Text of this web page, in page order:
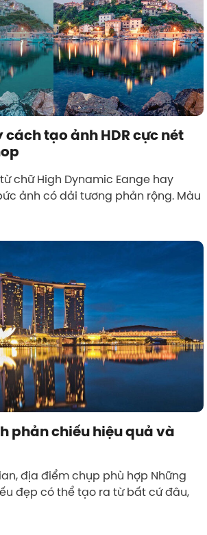
tạo ảnh HDR cực nét
chữ High Dynamic Eange hay
ảnh có dải tương phản rộng. Màu
phản chiếu hiệu quả và
địa điểm chụp phù hợp Những
đẹp có thể tạo ra từ bất cứ đâu,